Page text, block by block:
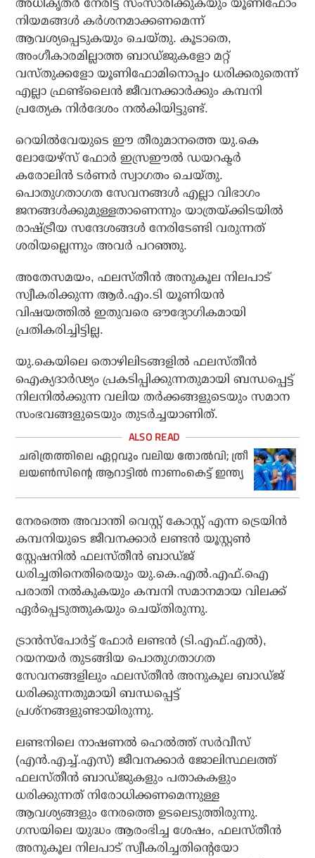
അധികൃതര്‍ നേരിട്ട് സംസാരിക്കുകയും യൂണിഫോം
നിയമങ്ങള്‍ കര്‍ശനമാക്കണമെന്ന്
ആവശ്യപ്പെടുകയും ചെയ്തു. കൂടാതെ,
അംഗീകാരമില്ലാത്ത ബാഡ്ജുകളോ മറ്റ്
വസ്തുക്കളോ യൂണിഫോമിനൊപ്പം ധരിക്കരുതെന്ന്
എല്ലാ ഫ്രണ്ട്ലൈന്‍ ജീവനക്കാര്‍ക്കും കമ്പനി
പ്രത്യേക നിര്‍ദേശം നല്‍കിയിട്ടുണ്ട്.
റെയില്‍വേയുടെ ഈ തീരുമാനത്തെ യു.കെ
ലോയേഴ്സ് ഫോര്‍ ഇസ്രഈല്‍ ഡയറക്ടര്‍
കരോലിന്‍ ടര്‍ണര്‍ സ്വാഗതം ചെയ്തു.
പൊതുഗതാഗത സേവനങ്ങള്‍ എല്ലാ വിഭാഗം
ജനങ്ങള്‍ക്കുമുള്ളതാണെന്നും യാത്രയ്ക്കിടയില്‍
രാഷ്ട്രീയ സന്ദേശങ്ങള്‍ നേരിടേണ്ടി വരുന്നത്
ശരിയല്ലെന്നും അവര്‍ പറഞ്ഞു.
അതേസമയം, ഫലസ്തീന്‍ അനുകൂല നിലപാട്
സ്വീകരിക്കുന്ന ആര്‍.എം.ടി യൂണിയന്‍
വിഷയത്തില്‍ ഇതുവരെ ഔദ്യോഗികമായി
പ്രതികരിച്ചിട്ടില്ല.
യു.കെയിലെ തൊഴിലിടങ്ങളില്‍ ഫലസ്തീന്‍
ഐക്യദാര്‍ഢ്യം പ്രകടിപ്പിക്കുന്നതുമായി ബന്ധപ്പെട്ട്
നിലനില്‍ക്കുന്ന വലിയ തര്‍ക്കങ്ങളുടെയും സമാന
സംഭവങ്ങളുടെയും തുടര്‍ച്ചയാണിത്.
ചരിത്രത്തിലെ ഏറ്റവും വലിയ തോല്‍വി; ത്രീ
ലയണ്‍സിന്റെ ആറാട്ടില്‍ നാണംകെട്ട് ഇന്ത്യ
നേരത്തെ അവാന്തി വെസ്റ്റ് കോസ്റ്റ് എന്ന ട്രെയിന്‍
കമ്പനിയുടെ ജീവനക്കാര്‍ ലണ്ടന്‍ യൂസ്റ്റണ്‍
സ്റ്റേഷനില്‍ ഫലസ്തീന്‍ ബാഡ്ജ്
ധരിച്ചതിനെതിരെയും യു.കെ.എല്‍.എഫ്.ഐ
പരാതി നല്‍കുകയും കമ്പനി സമാനമായ വിലക്ക്
ഏര്‍പ്പെടുത്തുകയും ചെയ്തിരുന്നു.
ട്രാന്‍സ്പോര്‍ട്ട് ഫോര്‍ ലണ്ടന്‍ (ടി.എഫ്.എല്‍),
റയനയര്‍ തുടങ്ങിയ പൊതുഗതാഗത
സേവനങ്ങളിലും ഫലസ്തീന്‍ അനുകൂല ബാഡ്ജ്
ധരിക്കുന്നതുമായി ബന്ധപ്പെട്ട്
പ്രശ്‌നങ്ങളുണ്ടായിരുന്നു.
ലണ്ടനിലെ നാഷണല്‍ ഹെല്‍ത്ത് സര്‍വീസ്
(എന്‍.എച്ച്.എസ്) ജീവനക്കാര്‍ ജോലിസ്ഥലത്ത്
ഫലസ്തീന്‍ ബാഡ്ജുകളും പതാകകളും
ധരിക്കുന്നത് നിരോധിക്കണമെന്നുള്ള
ആവശ്യങ്ങളും നേരത്തെ ഉടലെടുത്തിരുന്നു.
ഗസയിലെ യുദ്ധം ആരംഭിച്ച ശേഷം, ഫലസ്തീന്‍
അനുകൂല നിലപാട് സ്വീകരിച്ചതിന്റെയോ